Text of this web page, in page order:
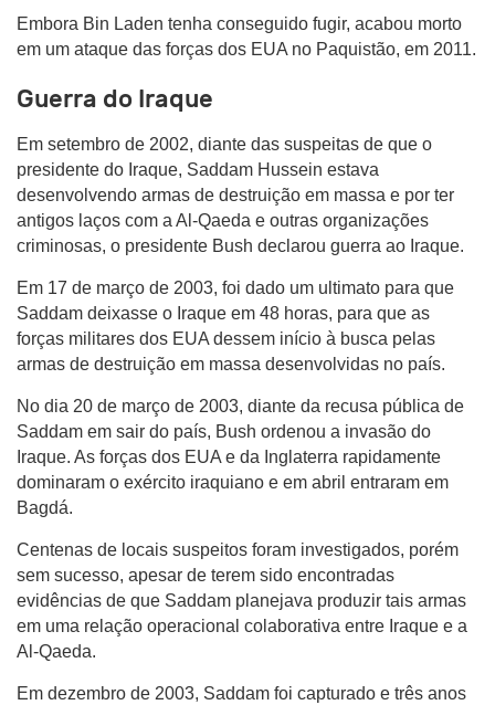
Embora Bin Laden tenha conseguido fugir, acabou morto
em um ataque das forças dos EUA no Paquistão, em 2011.
Guerra do Iraque
Em setembro de 2002, diante das suspeitas de que o
presidente do Iraque, Saddam Hussein estava
desenvolvendo armas de destruição em massa e por ter
antigos laços com a Al-Qaeda e outras organizações
criminosas, o presidente Bush declarou guerra ao Iraque.
Em 17 de março de 2003, foi dado um ultimato para que
Saddam deixasse o Iraque em 48 horas, para que as
forças militares dos EUA dessem início à busca pelas
armas de destruição em massa desenvolvidas no país.
No dia 20 de março de 2003, diante da recusa pública de
Saddam em sair do país, Bush ordenou a invasão do
Iraque. As forças dos EUA e da Inglaterra rapidamente
dominaram o exército iraquiano e em abril entraram em
Bagdá.
Centenas de locais suspeitos foram investigados, porém
sem sucesso, apesar de terem sido encontradas
evidências de que Saddam planejava produzir tais armas
em uma relação operacional colaborativa entre Iraque e a
Al-Qaeda.
Em dezembro de 2003, Saddam foi capturado e três anos